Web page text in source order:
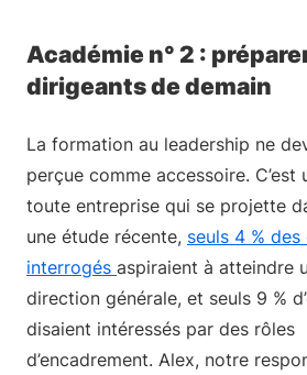
Académie n° 2 :
dirigeants de demain
La formation au leadership ne
perçue comme accessoire. C’est
toute entreprise qui se projette
une étude récente, seuls 4 %
interrogés aspiraient à atteindre
direction générale, et seuls 9 %
disaient intéressés par des rôles
d’encadrement. Alex, notre